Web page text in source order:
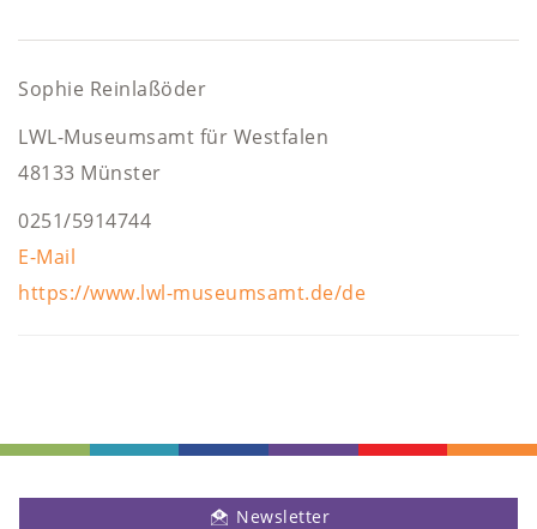
Sophie Reinlaßöder
LWL-Museumsamt für Westfalen
48133 Münster
0251/5914744
E-Mail
https://www.lwl-museumsamt.de/de
Newsletter